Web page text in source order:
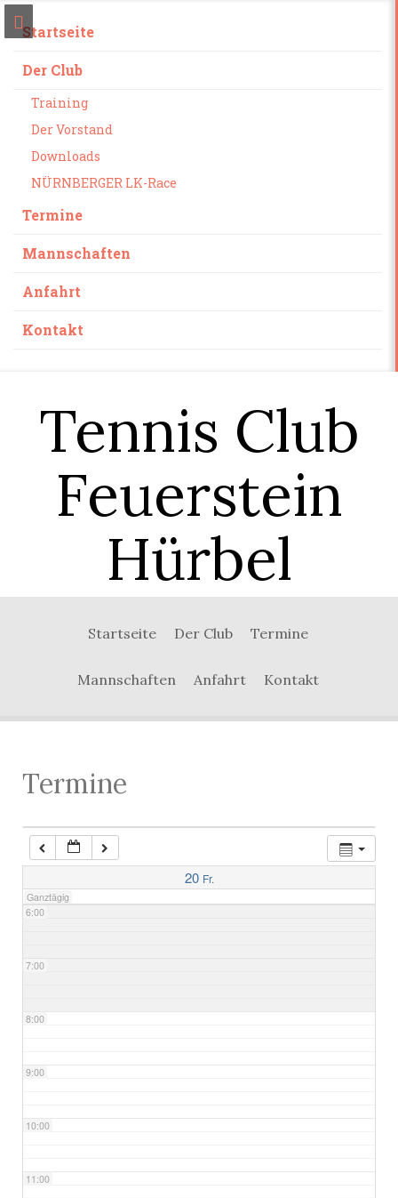
Startseite
Der Club
Training
Der Vorstand
Downloads
NÜRNBERGER LK-Race
Termine
Mannschaften
Anfahrt
Kontakt
Tennis Club
Feuerstein
Hürbel
Startseite Der Club Termine
Mannschaften Anfahrt Kontakt
Termine
20 Fr.
Ganztägig
5:00
6:00
7:00
8:00
9:00
10:00
11:00